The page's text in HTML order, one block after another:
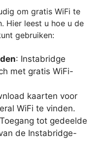
om gratis WiFi te
Hier leest u hoe u de
gebruiken:
: Instabridge
met gratis WiFi-
kaarten voor
WiFi te vinden.
tot gedeelde
de Instabridge-